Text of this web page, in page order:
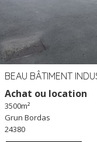
Achat ou location
3500m²
Grun Bordas
24380